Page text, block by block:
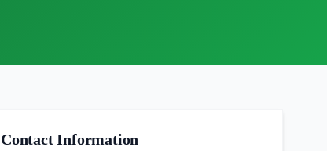
Contact Information